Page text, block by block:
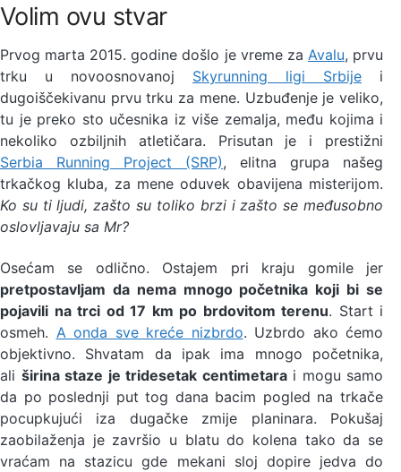
Volim ovu stvar
Prvog marta 2015. godine došlo je vreme za Avalu, prvu
trku u novoosnovanoj Skyrunning ligi Srbije i
dugoiščekivanu prvu trku za mene. Uzbuđenje je veliko,
tu je preko sto učesnika iz više zemalja, među kojima i
nekoliko ozbiljnih atletičara. Prisutan je i prestižni
Serbia Running Project (SRP), elitna grupa našeg
trkačkog kluba, za mene oduvek obavijena misterijom.
Ko su ti ljudi, zašto su toliko brzi i zašto se međusobno
oslovljavaju sa Mr?
Osećam se odlično. Ostajem pri kraju gomile jer
pretpostavljam da nema mnogo početnika koji bi se
pojavili na trci od 17 km po brdovitom terenu. Start i
osmeh. A onda sve kreće nizbrdo. Uzbrdo ako ćemo
objektivno. Shvatam da ipak ima mnogo početnika,
ali širina staze je tridesetak centimetarai mogu samo
da po poslednji put tog dana bacim pogled na trkače
pocupkujući iza dugačke zmije planinara. Pokušaj
zaobilaženja je završio u blatu do kolena tako da se
vraćam na stazicu gde mekani sloj dopire jedva do